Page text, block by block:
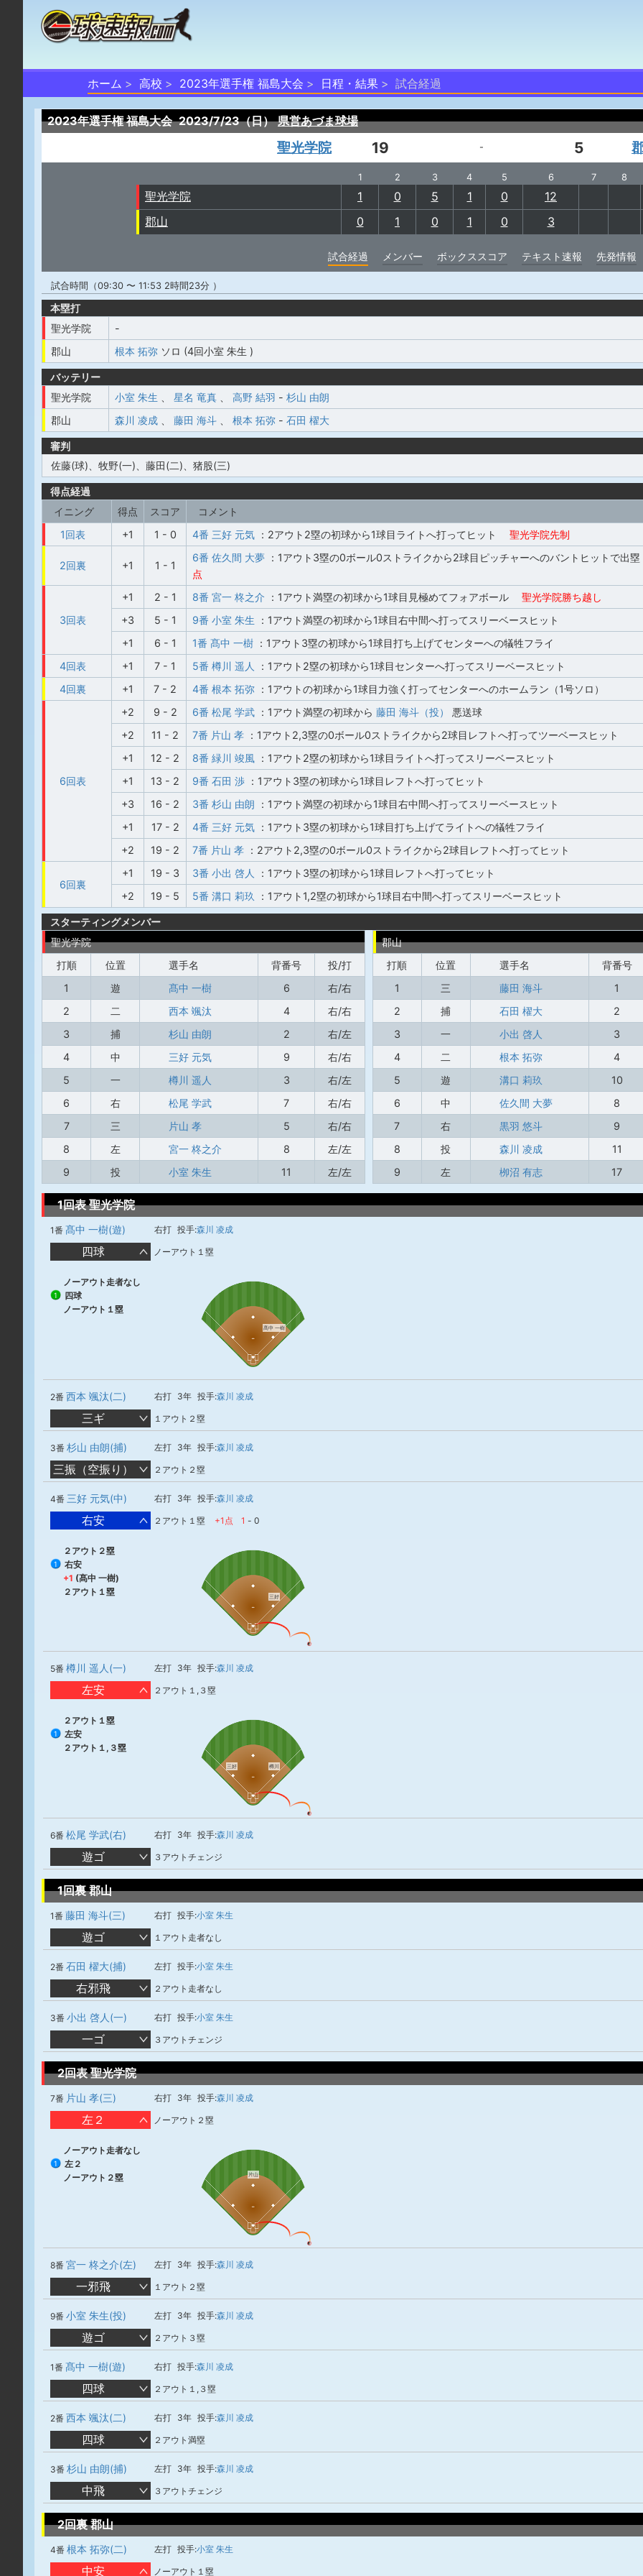
ホーム 高校 2023年選手権 福島大会 日程・結果 試合経過
2023年選手権 福島大会 2023/7/23（日） 県営あづま球場
聖光学院 19 - 5
1 2 3 4 5 6 7 8
聖光学院 1 0 5 1 0
12
郡山
0 1 0 1 0 3
試合経過 メンバー ボックススコア テキスト速報 先発情報
試合時間（09:30 〜 11:53 2時間23分 ）
本塁打
聖光学院
-
郡山
根本 拓弥 ソロ (4回小室 朱生 )
バッテリー
聖光学院
小室 朱生 星名 竜真 高野 結羽 - 杉山 由朗
郡山
森川 凌成 藤田 海斗 根本 拓弥 - 石田 櫂大
審判
佐藤(球)、牧野(一)、藤田(二)、猪股(三)
得点経過
イニング
得点 スコア
コメント
1回表
+1 1 - 0 4番 三好 元気 ：2アウト2塁の初球から1球目ライトへ打ってヒット 聖光学院先制
2回裏 +1 1 - 1
6番 佐久間 大夢 ：1アウト3塁の0ボール0ストライクから2球目ピッチャーへのバントヒットで出塁
点
3回表
+1 2 - 1 8番 宮一 柊之介 ：1アウト満塁の初球から1球目見極めてフォアボール
聖光学院勝ち越し
+3
5 - 1 9番 小室 朱生 ：1アウト満塁の初球から1球目右中間へ打ってスリーベースヒット
+1
6 - 1 1番 髙中 一樹 ：1アウト3塁の初球から1球目打ち上げてセンターへの犠牲フライ
4回表
+1 7 - 1 5番 樽川 遥人
：1アウト2塁の初球から1球目センターへ打ってスリーベースヒット
4回裏
+1 7 - 2 4番 根本 拓弥 ：1アウトの初球から1球目力強く打ってセンターへのホームラン（1号ソロ）
6回表
+2 9 - 2 6番 松尾 学武 ：1アウト満塁の初球から 藤田 海斗（投）
悪送球
+2
11 - 2 7番 片山 孝 ：1アウト2,3塁の0ボール0ストライクから2球目レフトへ打ってツーベースヒット
+1
12 - 2 8番 緑川 竣風 ：1アウト2塁の初球から1球目ライトへ打ってスリーベースヒット
+1
13 - 2 9番 石田 渉 ：1アウト3塁の初球から1球目レフトへ打ってヒット
+3
16 - 2 3番 杉山 由朗 ：1アウト満塁の初球から1球目右中間へ打ってスリーベースヒット
+1
17 - 2 4番 三好 元気 ：1アウト3塁の初球から1球目打ち上げてライトへの犠牲フライ
+2
19 - 2 7番 片山 孝 ：2アウト2,3塁の0ボール0ストライクから2球目レフトへ打ってヒット
6回裏
+1 19 - 3 3番 小出 啓人
：1アウト3塁の初球から1球目レフトへ打ってヒット
+2
19 - 5 5番 溝口 莉玖 ：1アウト1,2塁の初球から1球目右中間へ打ってスリーベースヒット
スターティングメンバー
聖光学院
打順
位置 選手名 背番号
投/打
1
遊 髙中 一樹 6
右/右
2
二 西本 颯汰 4
右/右
3
捕 杉山 由朗 2
右/左
4
中 三好 元気 9
右/右
5
一 樽川 遥人 3
右/左
6
右 松尾 学武 7
右/右
7
三 片山 孝 5
右/右
8
左 宮一 柊之介 8
左/左
9
投 小室 朱生 11 左/左
郡山
打順
位置 選手名
背番号
1
三 藤田 海斗
1
2
捕 石田 櫂大
2
3
一 小出 啓人
3
4
二 根本 拓弥
4
5
遊 溝口 莉玖
10
6
中 佐久間 大夢
8
7
右 黒羽 悠斗
9
8
投 森川 凌成
11
9
左 栁沼 有志 17
1回表 聖光学院
1番 髙中 一樹(遊) 右打 投手:森川 凌成
四球 ノーアウト１塁
ノーアウト走者なし
1
四球
ノーアウト１塁
髙中 一樹
2番 西本 颯汰(二) 右打 3年 投手:森川 凌成
三ギ １アウト２塁
3番 杉山 由朗(捕) 左打 3年 投手:森川 凌成
三振（空振り） ２アウト２塁
4番 三好 元気(中) 右打 3年 投手:森川 凌成
右安 ２アウト１塁 +1点 1 - 0
２アウト２塁
1
右安
+1 (髙中 一樹)
２アウト１塁
三好
5番 樽川 遥人(一) 左打 3年 投手:森川 凌成
左安 ２アウト１,３塁
２アウト１塁
1
左安
２アウト１,３塁
三好 樽川
6番 松尾 学武(右) 右打 3年 投手:森川 凌成
遊ゴ ３アウトチェンジ
1回裏 郡山
1番 藤田 海斗(三) 右打 投手:小室 朱生
遊ゴ １アウト走者なし
2番 石田 櫂大(捕) 左打 投手:小室 朱生
右邪飛 ２アウト走者なし
3番 小出 啓人(一) 右打 投手:小室 朱生
一ゴ ３アウトチェンジ
2回表 聖光学院
7番 片山 孝(三) 右打 3年 投手:森川 凌成
左２ ノーアウト２塁
ノーアウト走者なし
1
左２
ノーアウト２塁
片山
8番 宮一 柊之介(左) 左打 3年 投手:森川 凌成
一邪飛 １アウト２塁
9番 小室 朱生(投) 左打 3年 投手:森川 凌成
遊ゴ ２アウト３塁
1番 髙中 一樹(遊) 右打 投手:森川 凌成
四球 ２アウト１,３塁
2番 西本 颯汰(二) 右打 3年 投手:森川 凌成
四球 ２アウト満塁
3番 杉山 由朗(捕) 左打 3年 投手:森川 凌成
中飛 ３アウトチェンジ
2回裏 郡山
4番 根本 拓弥(二) 左打 投手:小室 朱生
中安 ノーアウト１塁